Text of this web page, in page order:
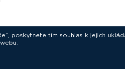
poskytnete tím souhlas k jejich